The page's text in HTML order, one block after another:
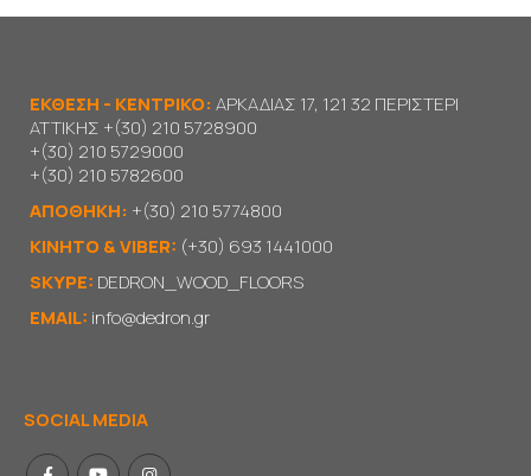
ΕΚΘΕΣΗ - ΚΕΝΤΡΙΚΟ:ΑΡΚΑΔΙΑΣ 17, 121 32 ΠΕΡΙΣΤΕΡΙ
ΑΤΤΙΚΗΣ +(30) 210 5728900
+(30) 210 5729000
+(30) 210 5782600
ΑΠΟΘΗΚΗ: +(30) 210 5774800
KΙΝΗΤΟ & VIBER: (+30) 693 1441000
SKYPE: DEDRON_WOOD_FLOORS
EMAIL: info@dedron.gr
SOCIAL MEDIA